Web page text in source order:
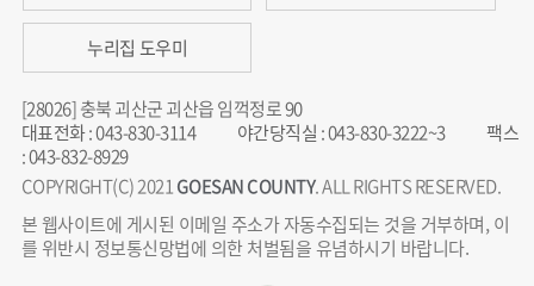
누리집 도우미
[28026] 충북 괴산군 괴산읍 임꺽정로 90
대표전화:043-830-3114 야간당직실 :043-830-3222~3
팩스
:043-832-8929
COPYRIGHT(C) 2021GOESAN COUNTY. ALL RIGHTS RESERVED.
본 웹사이트에 게시된 이메일 주소가 자동수집되는 것을 거부하며, 이
를 위반시 정보통신망법에 의한 처벌됨을 유념하시기 바랍니다.